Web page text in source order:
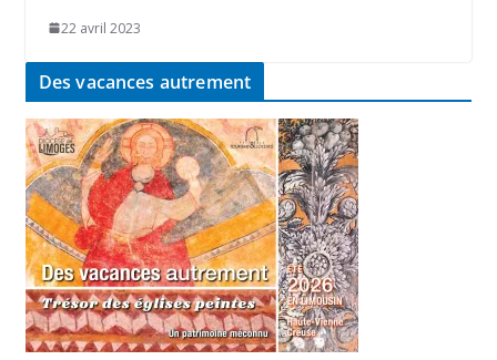
22 avril 2023
Des vacances autrement